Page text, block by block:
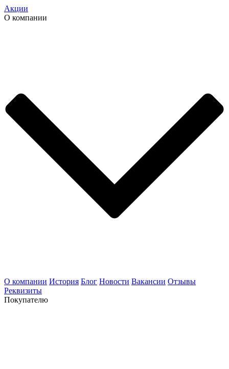
Акции
О компании
О компании История Блог Новости Вакансии Отзывы
Реквизиты
Покупателю